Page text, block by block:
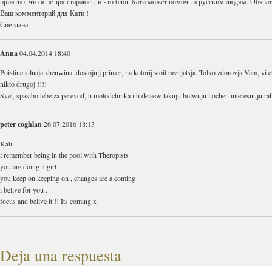
Ваш комментарий для Кати !
Светлана
Anna04.04.2014 18:40
Poistine silnaja zhenwina, dostojnij primer, na kotorij stoit ravnjatsja. Tolko zdorovja Vam, vi
nikto drugoj !!!!
Svet, spasibo tebe za perevod, ti molodchinka i ti delaew takuju bolwuju i ochen interesnuju
peter coghlan26.07.2016 18:13
Kati
i remember being in the pool with Theropists
you are doing it girl
you keep on keeping on , changes are a coming
i belive for you .
focus and belive it !! Its coming x
Deja una respuesta